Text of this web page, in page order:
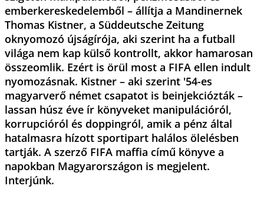
emberkereskedelemből – állítja a Mandinernek
Thomas Kistner, a Süddeutsche Zeitung
oknyomozó újságírója, aki szerint ha a futball
világa nem kap külső kontrollt, akkor hamarosan
összeomlik. Ezért is örül most a FIFA ellen indult
nyomozásnak. Kistner – aki szerint '54-es
magyarverő német csapatot is beinjekciózták –
lassan húsz éve ír könyveket manipulációról,
korrupcióról és doppingról, amik a pénz által
hatalmasra hízott sportipart halálos ölelésben
tartják. A szerző FIFA maffia című könyve a
napokban Magyarországon is megjelent.
Interjúnk.